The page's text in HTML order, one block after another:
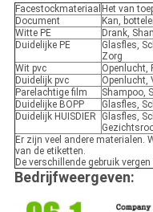
Facestockmateriaal Het van
Document
Kan,
Witte PE
Drank,
Duidelijke PE
Glasfles,
Zorg
Wit pvc
Openlucht,
Duidelijk pvc
Openlucht,
Parelachtige film
Shampoo,
Duidelijke BOPP
Glasfles,
Duidelijk HUISDIER
Glasfles,
Er zijn veel andere materialen.
van de etiketten.
De verschillende gebruik
Bedrijfweergeven: